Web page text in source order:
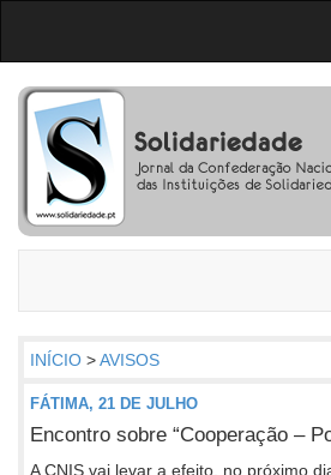
INÍCIO >AVISOS
FÁTIMA, 21 DE JULHO
Encontro sobre “Cooperação –
A CNIS vai levar a efeito, no próximo